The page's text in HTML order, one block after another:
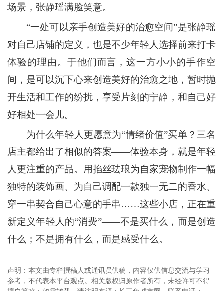
场景，张静瑶满脸笑意。
“一处可以亲手创造美好的治愈空间”是张静瑶
对自己店铺的定义，也是不少年轻人选择前来打卡
体验的理由。于他们而言，这一方小小的手作空
间，是可以沉下心来创造美好的治愈之地，暂时抛
开生活和工作的纷扰，享受片刻的宁静，和自己好
好相处一会儿。
为什么年轻人更愿意为“情绪价值”买单？三名
店主都给出了相似的答案——体验本身，就是年轻
人更注重的产品。用掐丝珐琅为自家宠物制作一幅
独特的装饰画、为自己调配一款独一无二的香水、
穿一串契合自己心意的手串……这些小店，正在重
新定义年轻人的“消费”——不是买什么，而是创造
什么；不是拥有什么，而是感受什么。
声明：本文由专栏撰稿人或通讯员供稿，内容仅供信息交流与学习
参考，不代表本平台观点。相关版权归原作者所有，未经许可不得